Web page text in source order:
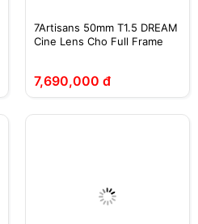
7Artisans 50mm T1.5 DREAM
Cine Lens Cho Full Frame
7,690,000 đ